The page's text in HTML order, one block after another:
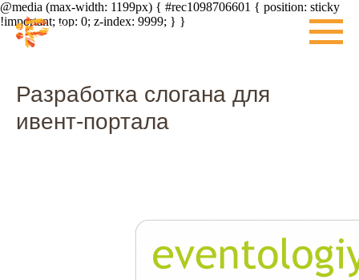
@media (max-width: 1199px) { #rec1098706601 { position: sticky
!important; top: 0; z-index: 9999; } }
Разработка слогана для
ивент-портала